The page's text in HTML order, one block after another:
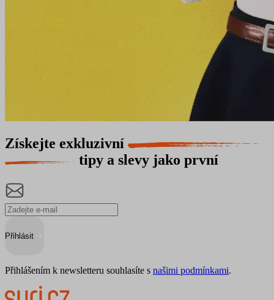
Získejte exkluzivní
tipy a slevy jako první
Přihlásit
Přihlášením k newsletteru souhlasíte s našimi podmínkami.